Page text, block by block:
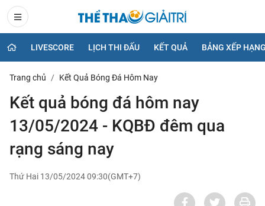
LIVESCORE LỊCH THI ĐẤU KẾT QUẢ BẢNG XẾP
Trang chủ Kết Quả Bóng Đá Hôm Nay
Kết quả bóng đá hôm nay
13/05/2024 - KQBĐ đêm qua
rạng sáng nay
Thứ Hai 13/05/2024 09:30(GMT+7)